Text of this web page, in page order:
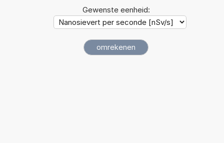
Gewenste eenheid: